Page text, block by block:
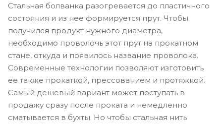
Стальная болванка разогревается до пластичного
состояния и из нее формируется прут. Чтобы
получился продукт нужного диаметра,
необходимо проволочь этот прут на прокатном
стане, откуда и появилось название проволока.
Современные технологии позволяют изготовить
ее также прокаткой, прессованием и протяжкой.
Самый дешевый вариант может поступать в
продажу сразу после проката и немедленно
сматывается в бухты. Но чтобы стальная нить